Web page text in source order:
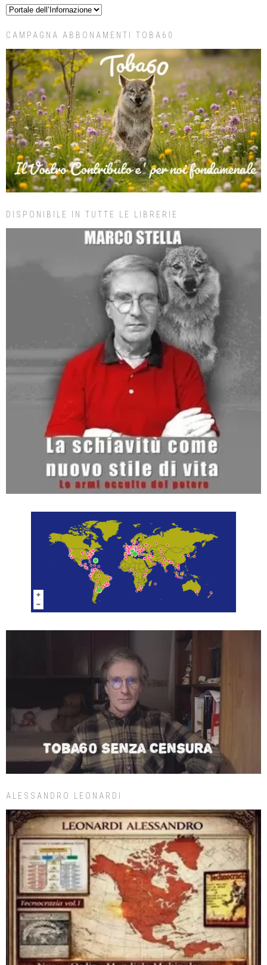
CAMPAGNA ABBONAMENTI TOBA60
DISPONIBILE IN TUTTE LE LIBRERIE
ALESSANDRO LEONARDI